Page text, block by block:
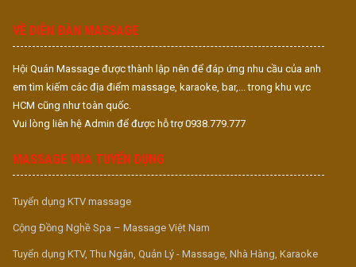
VỀ DIỄN ĐÀN MASSAGE
Hội Quán Massage được thành lập nên để đáp ứng nhu cầu của anh
em tìm kiếm các địa điểm massage, karaoke, bar,... trong khu vực
HCM cũng như toàn quốc.
Vui lòng liên hệ Admin để được hỗ trợ 0938.779.777
MASSAGE VUA TUYỂN DỤNG
Tuyển dụng KTV massage
Cộng Đồng Nghề Spa – Massage Việt Nam
Tuyển dụng KTV, Thu Ngân, Quản Lý - Massage, Nhà Hàng, Karaoke